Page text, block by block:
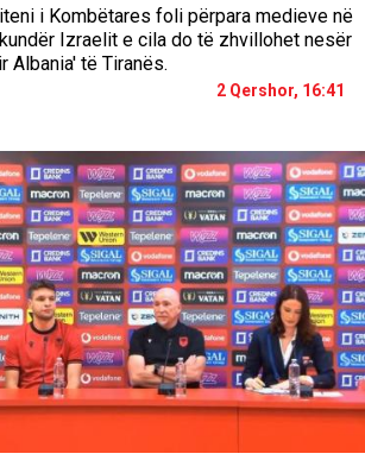
i Kombëtares foli përpara medieve në
Izraelit e cila do të zhvillohet nesër
Albania' të Tiranës.
2 Qershor, 16:41